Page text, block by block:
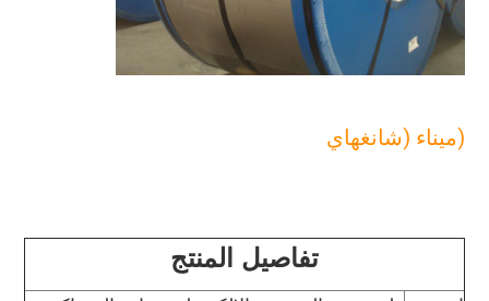
(ميناء (شانغهاي
تفاصيل المنتج